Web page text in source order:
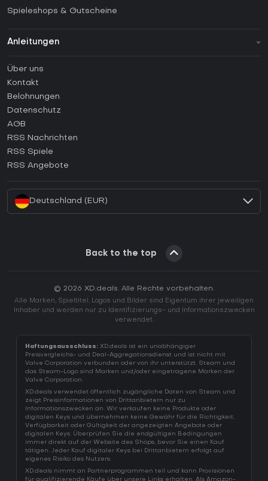
Spieleshops & Gutscheine
Anleitungen
Anleitungen
Wie aktiviert man einen Steam CD Key?
Wie aktiviert man einen Epic Games CD Key?
Wie aktiviert man einen GOG CD Key?
Wie aktiviert man einen Ubisoft Connect CD Key?
Über uns
Kontakt
Belohnungen
Datenschutz
AGB
RSS Nachrichten
RSS Spiele
RSS Angebote
Deutschland (EUR)
Back to the top
© 2026 XD.deals. Alle Rechte vorbehalten.
Alle Marken, Spieltitel, Logos und Bilder sind Eigentum ihrer jeweiligen
Inhaber und werden nur zu Identifizierungs- und Informationszwecken
verwendet.
Haftungsausschluss: XD.deals ist ein unabhängiger
Preisvergleichs- und Deal-Aggregationsdienst und ist nicht mit
Valve Corporation verbunden oder von ihr unterstützt. Steam und
das Steam-Logo sind Marken und/oder eingetragene Marken der
Valve Corporation.
XD.deals verwendet öffentlich zugängliche Daten von Steam und
zeigt Preisinformationen von Drittanbietern nur zu
Informationszwecken an. Wir verkaufen keine Produkte oder
digitalen Keys und übernehmen keine Gewähr für die Richtigkeit,
Verfügbarkeit oder Gültigkeit der angezeigten Angebote oder
digitalen Keys. Überprüfen Sie die endgültigen Bedingungen
immer direkt auf der Website des Shops, bevor Sie einen Kauf
tätigen. Jeder Kauf digitaler Keys bei Drittanbietern erfolgt auf
eigenes Risiko des Nutzers.
XD.deals nimmt an Partnerprogrammen teil und kann Provisionen
für qualifizierende Käufe über unsere Links erhalten. Als Amazon-